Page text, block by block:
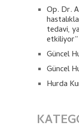
Op. Dr.
tedavi,
etkiliyor”
Güncel
Güncel
Hurda